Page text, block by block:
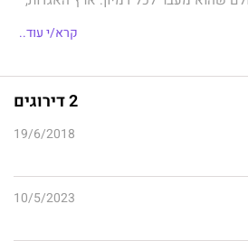
לא הסתיימו "באושר ובעושר" אלא
בכיפה אדומה, וסינדרלה מצפה
יעשו הכול כדי לחזור הביתה. אבל
הרעה רודפת אחריהם?
הוא מסע הרפתקאות מרגש מלא קסם,
קרא/י עוד..
2 דירוגים
19/6/2018
10/5/2023